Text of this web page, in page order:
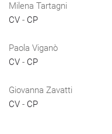
Milena Tartagni
CV - CP
Paola Viganò
CV - CP
Giovanna Zavatti
CV - CP